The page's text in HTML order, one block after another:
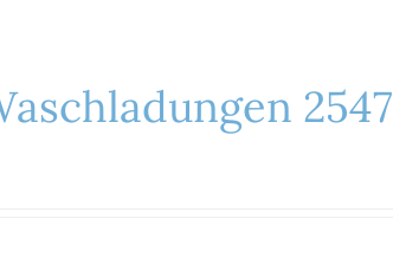
2547